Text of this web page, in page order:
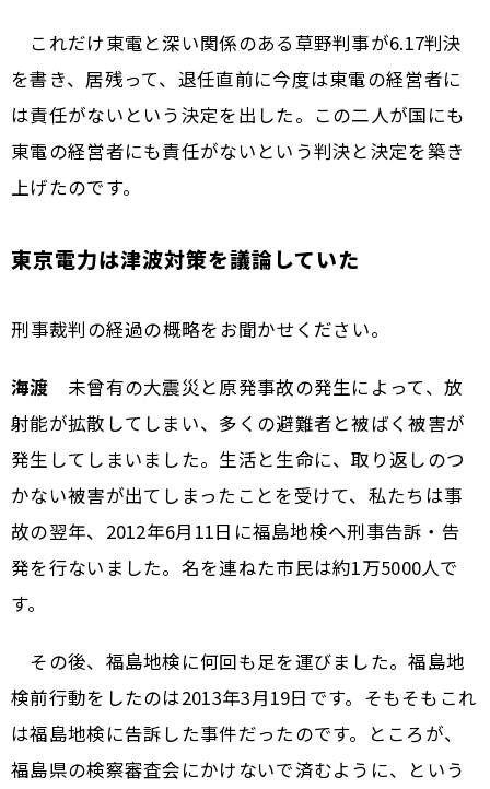
これだけ東電と深い関係のある草野判事が6.17判決
を書き、居残って、退任直前に今度は東電の経営者に
は責任がないという決定を出した。この二人が国にも
東電の経営者にも責任がないという判決と決定を築き
上げたのです。
東京電力は津波対策を議論していた
――刑事裁判の経過の概略をお聞かせください。
海渡 未曾有の大震災と原発事故の発生によって、放
射能が拡散してしまい、多くの避難者と被ばく被害が
発生してしまいました。生活と生命に、取り返しのつ
かない被害が出てしまったことを受けて、私たちは事
故の翌年、2012年6月11日に福島地検へ刑事告訴・告
発を行ないました。名を連ねた市民は約1万5000人で
す。
その後、福島地検に何回も足を運びました。福島地
検前行動をしたのは2013年3月19日です。そもそもこれ
は福島地検に告訴した事件だったのです。ところが、
福島県の検察審査会にかけないで済むように、という